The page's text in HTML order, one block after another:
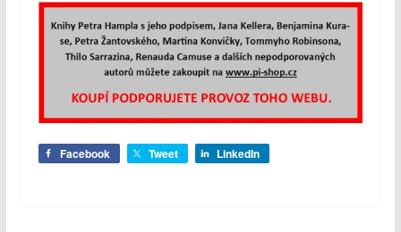
Facebook Tweet LinkedIn